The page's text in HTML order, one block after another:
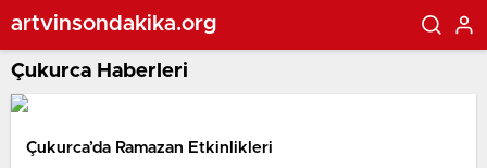
artvinsondakika.org
Çukurca Haberleri
Çukurca’da Ramazan Etkinlikleri